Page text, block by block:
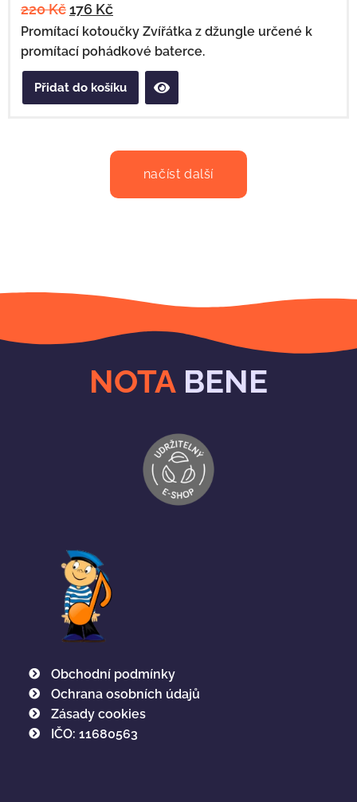
220Kč176 Kč
Promítací kotoučky Zvířátka z džungle určené k
promítací pohádkové baterce.
Přidat do košíku
načíst další
NOTA BENE
Obchodní podmínky
Ochrana osobních údajů
Zásady cookies
IČO: 11680563